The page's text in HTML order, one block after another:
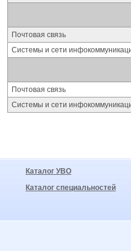
Почтовая связь
Системы и сети
Почтовая связь
Системы и сети
Каталог УВО
Каталог специальностей